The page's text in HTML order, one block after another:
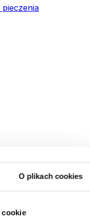
O plikach cookies